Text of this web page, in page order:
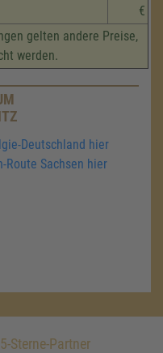
€
gelten andere Preise,
werden.
Deutschland hier
Route Sachsen hier
Sterne-Partner